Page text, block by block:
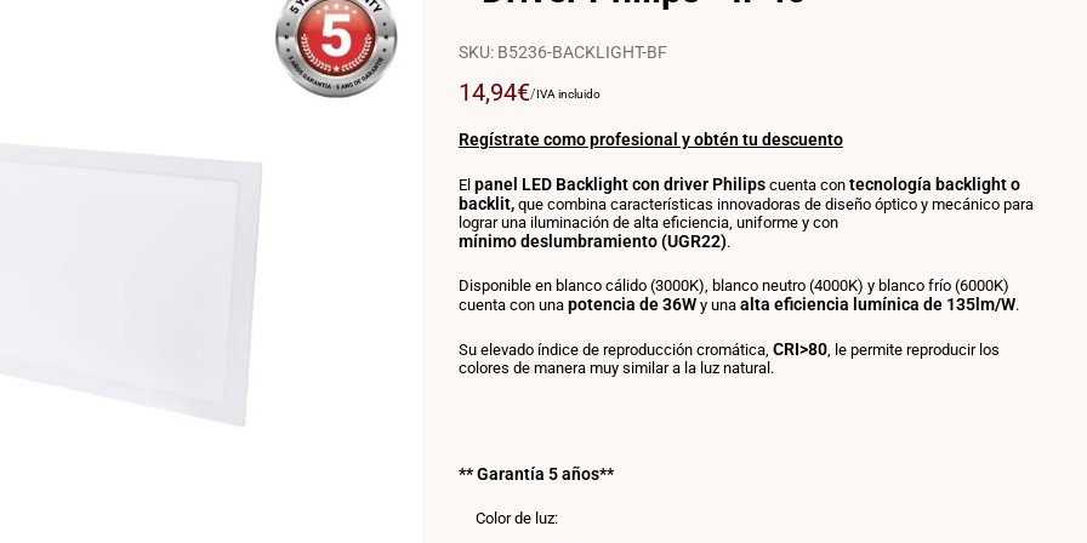
SKU: B5236-BACKLIGHT-BF
Precio
venta
14,94€PRECIO
/POR
IVA incluido
Regístrate como profesional y obtén tu descuento
El panel LED Backlight con driver Philips cuenta con tecnología backlighto
backlit, que combina características innovadoras de diseño óptico y mecánico para
lograr una iluminación de alta eficiencia, uniforme y con
mínimo deslumbramiento (UGR22).
Disponible en blanco cálido (3000K), blanco neutro (4000K) y blanco frío (6000K)
cuenta con una potencia de 36W y una alta eficiencia lumínica de 135lm/W.
Su elevado índice de reproducción cromática, CRI>80, le permite reproducir los
colores de manera muy similar a la luz natural.
** Garantía 5 años**
Color de luz: